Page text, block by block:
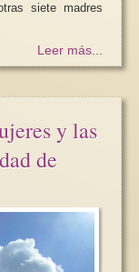
siete madres
Leer más...
y las
de